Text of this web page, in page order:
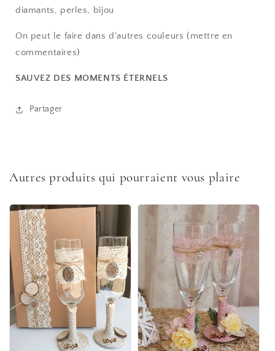
diamants, perles, bijou
On peut le faire dans d'autres couleurs (mettre en
commentaires)
SAUVEZ DES MOMENTS ÉTERNELS
Partager
Autres produits qui pourraient vous plaire